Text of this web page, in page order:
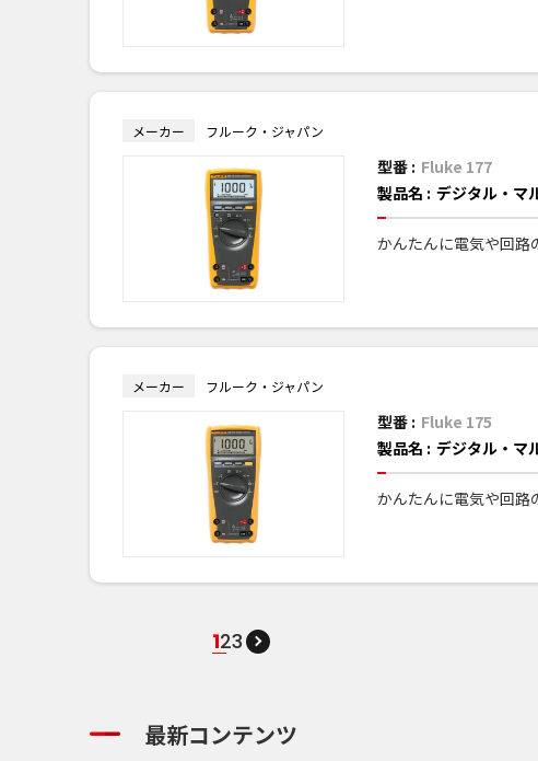
メーカー フルーク・ジャパン
型番 : Fluke 177
製品名 : デジタル・マ
かんたんに電気や回路
メーカー フルーク・ジャパン
型番 : Fluke 175
製品名 : デジタル・マ
かんたんに電気や回路
123
最新コンテンツ